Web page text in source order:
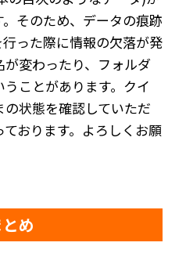
そのため、データの痕跡
った際に情報の欠落が発
変わったり、フォルダ
ことがあります。クイ
状態を確認していただ
おります。よろしくお願
とめ